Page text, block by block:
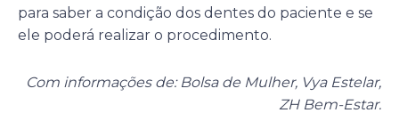
para saber a condição dos dentes do paciente e se
ele poderá realizar o procedimento.
Com informações de: Bolsa de Mulher, Vya Estelar,
ZH Bem-Estar.